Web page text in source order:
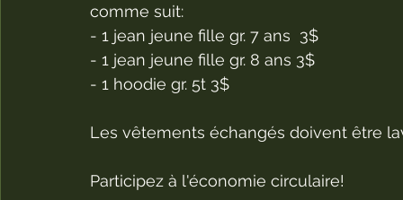
comme suit:
- 1 jean jeune fille gr. 7 ans  3$
- 1 jean jeune fille gr. 8 ans 3$
- 1 hoodie gr. 5t 3$
Les vêtements échangés doivent
Participez à l'économie circulaire!